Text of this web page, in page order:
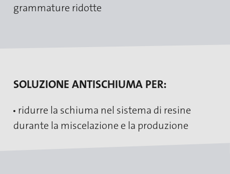
grammature ridotte
SOLUZIONE ANTISCHIUMA PER:
ridurre la schiuma nel sistema di resine
durante la miscelazione e la produzione